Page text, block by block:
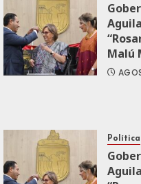
Malú
Política